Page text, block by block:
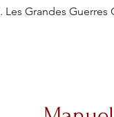
Les Grandes